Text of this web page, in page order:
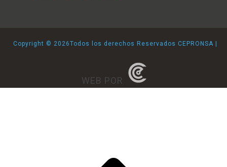
Copyright © 2026Todos los derechos Reservados CEPRONSA |
WEB POR